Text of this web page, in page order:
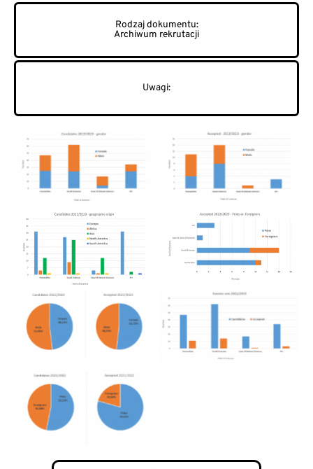
Archiwum rekrutacji
01 – Kandydaci wg płci 02 – Przyjęci wg płci
03 – Pochodzenie
kandydatów
04 – Przyjęci –
obywatele polscy vs.
obcokrajowcy
No Caption 06 – Wskaźnik sukcesu
07 – Kandydaci i
przyjęci wg
pochodzenia